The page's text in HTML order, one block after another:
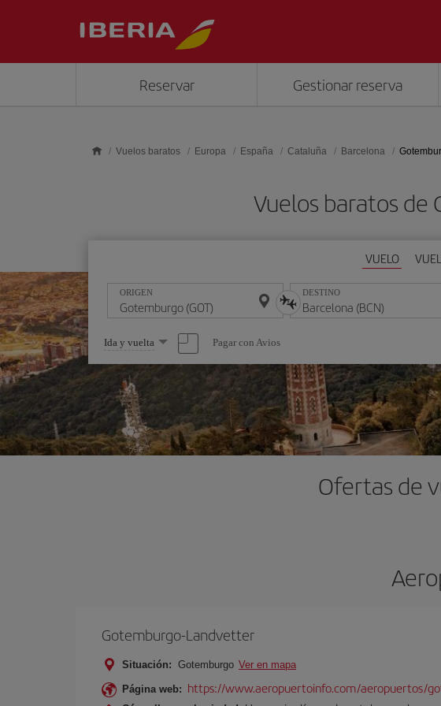
Reservar Gestionar reserva
Vuelos baratos Europa España Cataluña Barcelona
Vuelos baratos de
VUELO
ORIGEN DESTINO
Seleccione
una
opción
Ida y vuelta Pagar con Avios
Ofertas de
Gotemburgo-Landvetter
Situación: Gotemburgo Ver en mapa
Página web: https://www.aeropuertoinfo.com/aeropuertos/